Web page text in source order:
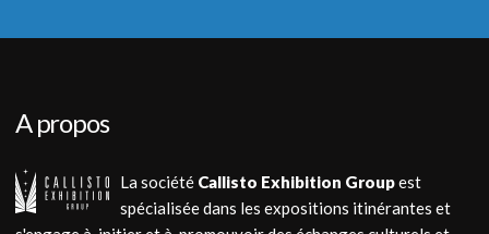
A propos
La société Callisto Exhibition Groupest
spécialisée dans les expositions itinérantes et